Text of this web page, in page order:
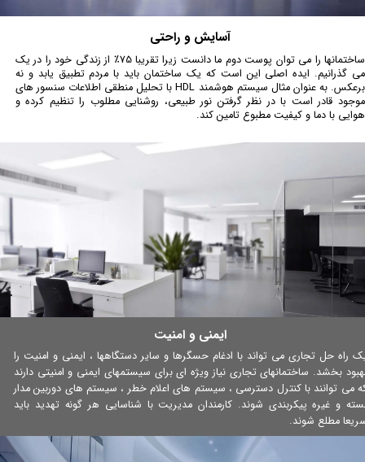
​آسایش و راحتی
ساختمانها را می توان پوست دوم ما دانست زیرا تقریبا 75٪ از زندگی خود را در یک
می گذرانیم. ایده اصلی این است که یک ساختمان باید با مردم تطبیق یابد و نه
برعکس. به عنوان مثال سیستم هوشمند HDL با تحلیل منطقی اطلاعات سنسور های
موجود قادر است با در نظر گرفتن نور طبیعی، روشنایی مطلوب را تنظیم کرده و
هوایی با دما و کیفیت مطبوع تامین کند.
ایمنی و امنیت
راه حل تجاری می تواند با ادغام حسگرها و سایر دستگاهها ، ایمنی و امنیت را
بخشد. ساختمانهای تجاری نیاز ویژه ای برای سیستمهای ایمنی و امنیتی دارند
می توانند با کنترل دسترسی ، سیستم های اعلام خطر ، سیستم های دوربین مدار
و غیره پیکربندی شوند. کارمندان مدیریت با شناسایی هر گونه تهدید باید
مطلع شوند.